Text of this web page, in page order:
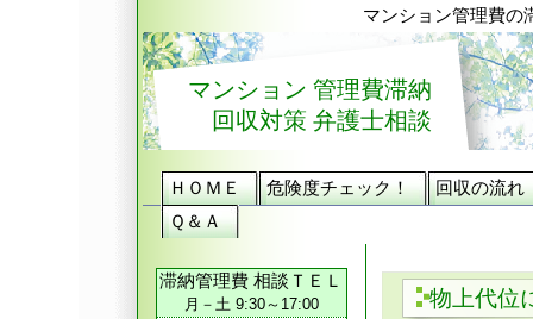
マンション管理費の
マンション 管理費滞納
回収対策 弁護士相談
ＨＯＭＥ 危険度チェック！
回収の流れ
Ｑ＆Ａ
滞納管理費 相談ＴＥＬ
月－土 9:30～17:00 物上代位